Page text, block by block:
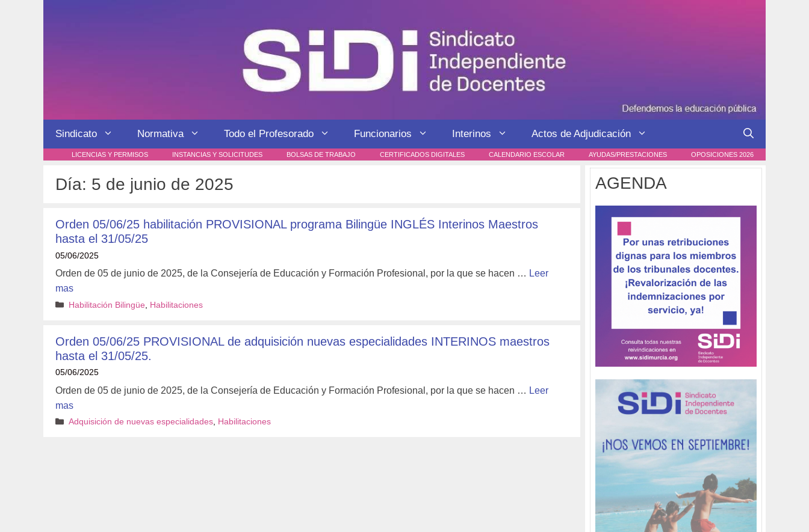
Sindicato Normativa Todo el Profesorado Funcionarios Interinos Actos de Adjudicación
LICENCIAS Y PERMISOS INSTANCIAS Y SOLICITUDES BOLSAS DE TRABAJO CERTIFICADOS DIGITALES CALENDARIO ESCOLAR AYUDAS/PRESTACIONES OPOSICIONES 2026
Día: 5 de junio de 2025
Orden 05/06/25 habilitación PROVISIONAL programa Bilingüe INGLÉS Interinos Maestros
hasta el 31/05/25
05/06/2025
Orden de 05 de junio de 2025, de la Consejería de Educación y Formación Profesional, por la que se hacen … Leer
mas
Categorías
Habilitación Bilingüe Habilitaciones
Orden 05/06/25 PROVISIONAL de adquisición nuevas especialidades INTERINOS maestros
hasta el 31/05/25.
05/06/2025
Orden de 05 de junio de 2025, de la Consejería de Educación y Formación Profesional, por la que se hacen … Leer
mas
Categorías
Adquisición de nuevas especialidades, Habilitaciones
AGENDA